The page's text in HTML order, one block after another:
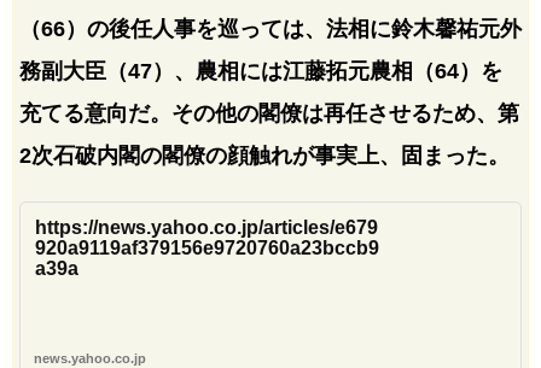
（66）の後任人事を巡っては、法相に鈴木馨祐元外
務副大臣（47）、農相には江藤拓元農相（64）を
充てる意向だ。その他の閣僚は再任させるため、第
2次石破内閣の閣僚の顔触れが事実上、固まった。
https://news.yahoo.co.jp/articles/e679
920a9119af379156e9720760a23bccb9
a39a
news.yahoo.co.jp